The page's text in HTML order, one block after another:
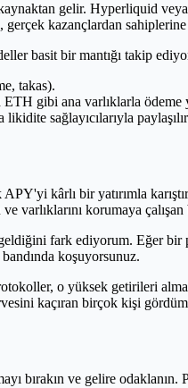
gelir. Hyperliquid
kazançlardan sahiplerine
basit bir mantığı takip
takas).
gibi ana varlıklarla ödeme
sağlayıcılarıyla
kârlı bir yatırımla
varlıklarını korumaya
fark ediyorum. Eğer
koşuyorsunuz.
o yüksek getirileri
kaçıran birçok kişi
bırakın ve gelire